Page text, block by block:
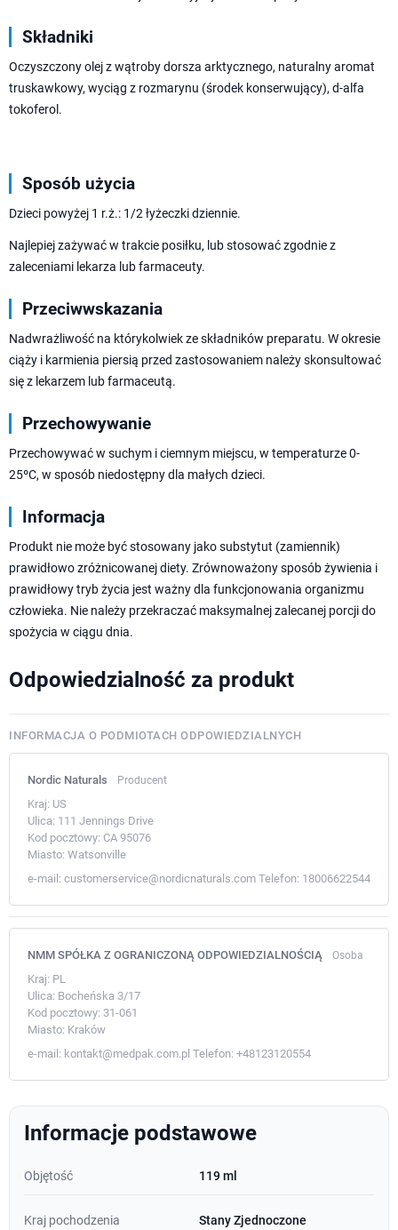
Składniki
Oczyszczony olej z wątroby dorsza arktycznego, naturalny aromat
truskawkowy, wyciąg z rozmarynu (środek konserwujący), d-alfa
tokoferol.
Sposób użycia
Dzieci powyżej 1 r.ż.: 1/2 łyżeczki dziennie.
Najlepiej zażywać w trakcie posiłku, lub stosować zgodnie z
zaleceniami lekarza lub farmaceuty.
Przeciwwskazania
Nadwrażliwość na którykolwiek ze składników preparatu. W okresie
ciąży i karmienia piersią przed zastosowaniem należy skonsultować
się z lekarzem lub farmaceutą.
Przechowywanie
Przechowywać w suchym i ciemnym miejscu, w temperaturze 0-
25ºC, w sposób niedostępny dla małych dzieci.
Informacja
Produkt nie może być stosowany jako substytut (zamiennik)
prawidłowo zróżnicowanej diety. Zrównoważony sposób żywienia i
prawidłowy tryb życia jest ważny dla funkcjonowania organizmu
człowieka. Nie należy przekraczać maksymalnej zalecanej porcji do
spożycia w ciągu dnia.
Odpowiedzialność za produkt
INFORMACJA O PODMIOTACH ODPOWIEDZIALNYCH
Nordic Naturals Producent
Kraj: US
Ulica: 111 Jennings Drive
Kod pocztowy: CA 95076
Miasto: Watsonville
e-mail: customerservice@nordicnaturals.com Telefon: 18006622544
NMM SPÓŁKA Z OGRANICZONĄ ODPOWIEDZIALNOŚCIĄ Osoba
Kraj: PL
Ulica: Bocheńska 3/17
Kod pocztowy: 31-061
Miasto: Kraków
e-mail: kontakt@medpak.com.pl Telefon: +48123120554
Informacje podstawowe
Objętość 119 ml
Kraj pochodzenia Stany Zjednoczone